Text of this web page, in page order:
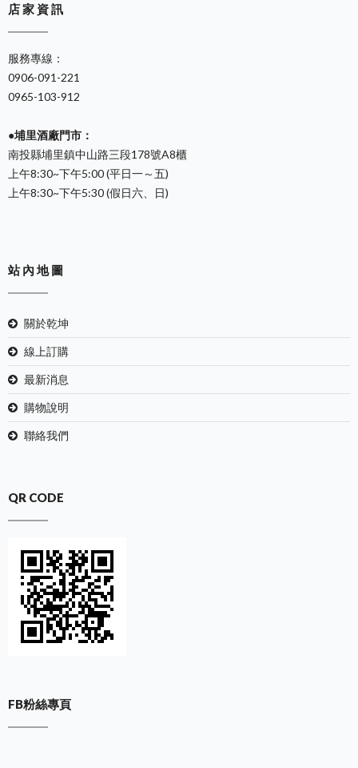
店 家 資 訊
服務專線：
0906-091-221
0965-103-912
●埔里酒廠門市：
南投縣埔里鎮中山路三段178號A8櫃
上午8:30~下午5:00 (平日一～五)
上午8:30~下午5:30 (假日六、日)
站 內 地 圖
關於乾坤
線上訂購
最新消息
購物說明
聯絡我們
QR CODE
FB粉絲專頁